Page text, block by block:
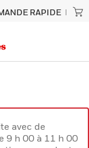
RAPIDE
avec de
9 h 00 à 11 h 00